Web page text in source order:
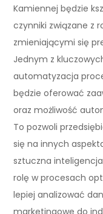
Kamiennej będzie
czynniki związane z
zmieniającymi się
Jednym z
automatyzacja
będzie oferować
oraz możliwość
To pozwoli
się na innych
sztuczna
rolę w procesach
lepiej analizować
marketingowe do